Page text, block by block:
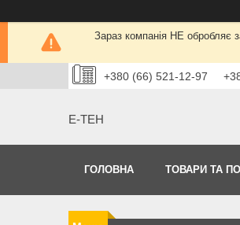
Зараз компанія НЕ обробляє
+380 (66) 521-12-97
Е-ТЕН
ГОЛОВНА ТОВАРИ ТА